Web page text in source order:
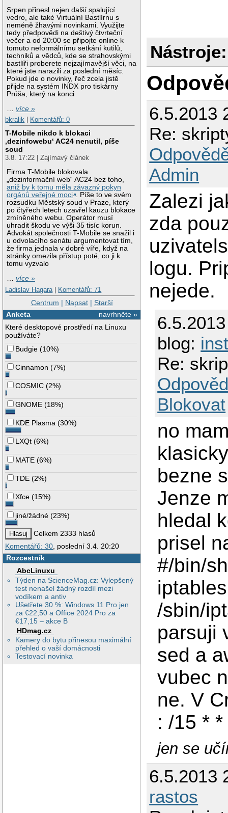
Srpen přinesl nejen další spalující
vedro, ale také Virtuální Bastlírnu s
neméně žhavými novinkami. Využijte
tedy předpovědi na deštivý čtvrteční
večer a od 20:00 se připojte online k
tomuto neformálnímu setkání kutilů,
techniků a vědců, kde se strahovskými
bastlíři proberete nejzajímavější věci, na
které jste narazili za poslední měsíc.
Pokud jde o novinky, řeč zcela jistě
přijde na systém INDX pro tiskárny
Průša, který na konci
…více »
bkralik
Komentářů: 0
T-Mobile nikdo k blokaci
‚dezinfowebu‘ AC24 nenutil, píše
soud
3.8. 17:22 | Zajímavý článek
Firma T-Mobile blokovala
„dezinformační web“ AC24 bez toho,
aniž by k tomu měla závazný pokyn
orgánů veřejné moci . Píše to ve svém
rozsudku Městský soud v Praze, který
po čtyřech letech uzavřel kauzu blokace
zmíněného webu. Operátor musí
uhradit škodu ve výši 35 tisíc korun.
Advokát společnosti T-Mobile se snažil i
u odvolacího senátu argumentovat tím,
že firma jednala v dobré víře, když na
stránky omezila přístup poté, co ji k
tomu vyzvalo
…více »
Ladislav Hagara | Komentářů: 71
Centrum | Napsat| Starší
navrhněte »
Anketa
Které desktopové prostředí na Linuxu
používáte?
Budgie (10%)
Cinnamon (7%)
COSMIC (2%)
GNOME (18%)
KDE Plasma (30%)
LXQt (6%)
MATE (6%)
TDE (2%)
Xfce (15%)
jiné/žádné (23%)
Celkem 2333 hlasů
Komentářů: 30, poslední 3.4. 20:20
Rozcestník
AbcLinuxu
Týden na ScienceMag.cz: Vylepšený
test nenašel žádný rozdíl mezi
vodíkem a antiv
Ušetřete 30 %: Windows 11 Pro jen
za €22,50 a Office 2024 Pro za
€17,15 – akce B
HDmag.cz
Kamery do bytu přinesou maximální
přehled o vaší domácnosti
Testovací novinka
Nástroje:
6.5.2013
Re:
Admin
Zalezi
zda
logu.
nejede.
blog:
Re:
Blokovat
no
bezne
Jenze
hledal
prisel
#/bin/
/sbin/
parsuji
sed a
vubec
ne. V
: /15 *
jen se
6.5.2013
rastos